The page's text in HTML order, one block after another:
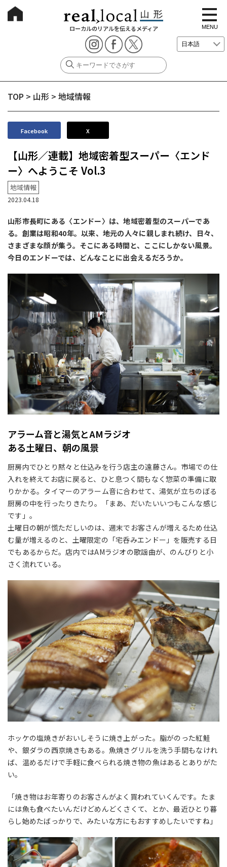
ローカルのリアルを伝えるメディア
t
o
g
g
e
i
i
MENU
TOP > 山形 > 地域情報
Facebook X
【山形／連載】地域密着型スーパー〈エンド
ー〉へようこそ Vol.3
地域情報
2023.04.18
山形市長町にある〈エンドー〉は、地域密着型のスーパーであ
る。創業は昭和40年。以来、地元の人々に親しまれ続け、日々、
さまざまな顔が集う。そこにある時間と、ここにしかない風景。
今日のエンドーでは、どんなことに出会えるだろうか。
アラーム音と湯気とAMラジオ
ある土曜日、朝の風景
厨房内でひとり黙々と仕込みを行う店主の遠藤さん。市場での仕
入れを終えてお店に戻ると、ひと息つく間もなく惣菜の準備に取
りかかる。タイマーのアラーム音に合わせて、湯気が立ちのぼる
厨房の中を行ったりきたり。「まあ、だいたいいつもこんな感じ
です」。
土曜日の朝が慌ただしいのは、週末でお客さんが増えるため仕込
む量が増えるのと、土曜限定の「宅呑みエンドー」を販売する日
でもあるからだ。店内ではAMラジオの歌謡曲が、のんびりと小
さく流れている。
ホッケの塩焼きがおいしそうに焼き上がった。脂がのった紅鮭
や、銀ダラの西京焼きもある。魚焼きグリルを洗う手間もなけれ
ば、温めるだけで手軽に食べられる焼き物の魚はあるとありがた
い。
「焼き物はお年寄りのお客さんがよく買われていくんです。たま
には魚も食べたいんだけどめんどくさくて、とか、最近ひとり暮
らし始めたばっかりで、みたいな方にもおすすめしたいですね」